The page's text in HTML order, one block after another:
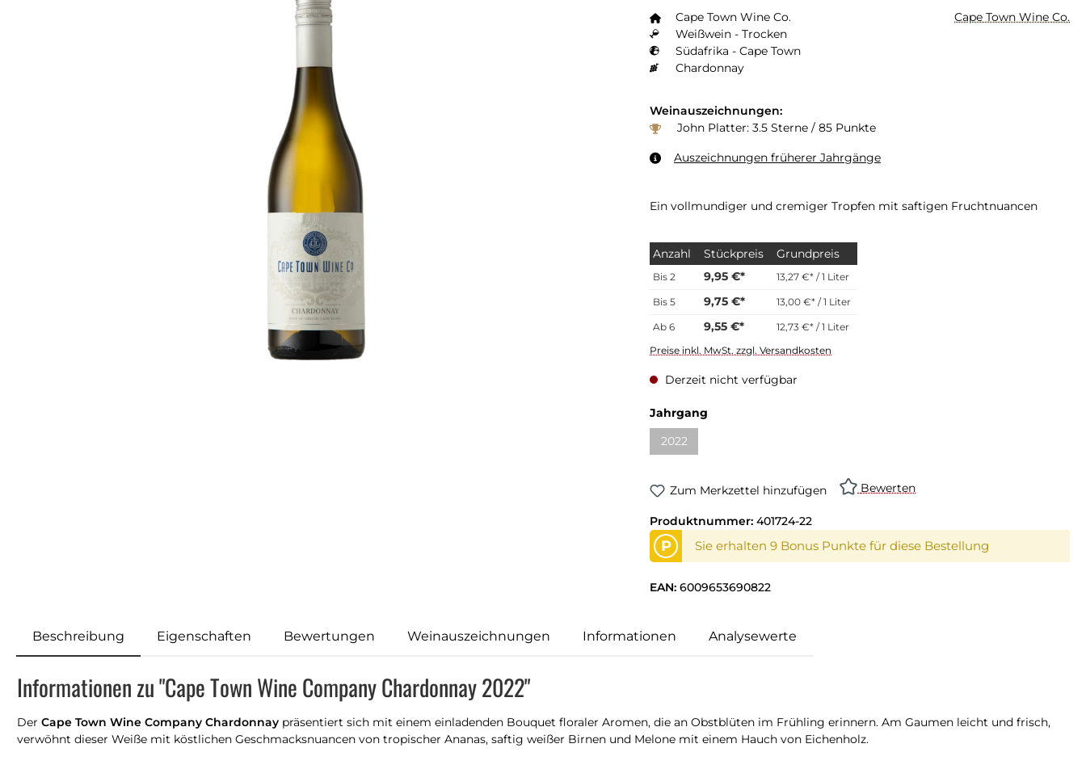
Cape Town Wine Co.
Cape Town Wine Co.
Weißwein - Trocken
Südafrika - Cape Town
Chardonnay
Weinauszeichnungen:
John Platter: 3.5 Sterne / 85 Punkte
Auszeichnungen früherer Jahrgänge
Ein vollmundiger und cremiger Tropfen mit saftigen Fruchtnuancen
Anzahl Stückpreis Grundpreis
Bis 2 9,95 €* 13,27 €* / 1 Liter
Bis 5 9,75 €* 13,00 €* / 1 Liter
Ab 6 9,55 €*
12,73 €* / 1 Liter
Preise inkl. MwSt. zzgl. Versandkosten
Derzeit nicht verfügbar
Jahrgang
2022
Zum Merkzettel hinzufügen Bewerten
Produktnummer: 401724-22
P Sie erhalten 9 Bonus Punkte für diese Bestellung
EAN: 6009653690822
Beschreibung Eigenschaften Bewertungen Weinauszeichnungen Informationen Analysewerte
Informationen zu "Cape Town Wine Company Chardonnay 2022"
Der Cape Town Wine Company Chardonnay präsentiert sich mit einem einladenden Bouquet floraler Aromen, die an Obstblüten im Frühling erinnern. Am Gaumen leicht und frisch,
verwöhnt dieser Weiße mit köstlichen Geschmacksnuancen von tropischer Ananas, saftig weißer Birnen und Melone mit einem Hauch von Eichenholz.